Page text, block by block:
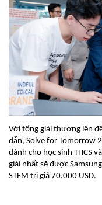
Với tổng giải thưởng lên
dẫn, Solve for Tomorrow
dành cho học sinh THCS
giải nhất sẽ được
STEM trị giá 70.000 USD.